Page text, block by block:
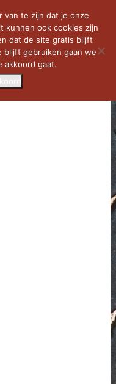
van te zijn dat je onze
kunnen ook cookies zijn
dat de site gratis blijft
blijft gebruiken gaan we
akkoord gaat.